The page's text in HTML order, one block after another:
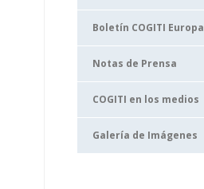
Boletín COGITI Europa
Notas de Prensa
COGITI en los medios
Galería de Imágenes